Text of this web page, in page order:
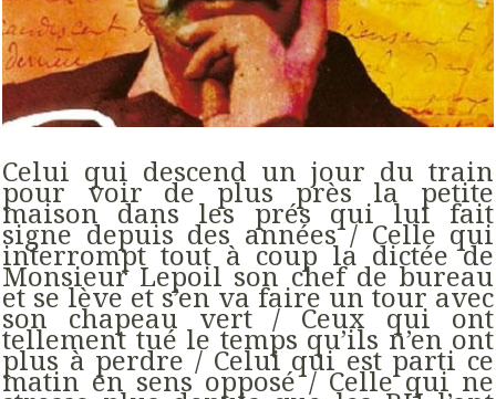
Celui qui descend un jour du train
pour voir de plus près la petite
maison dans les prés qui lui fait
signe depuis des années / Celle qui
interrompt tout à coup la dictée de
Monsieur Lepoil son chef de bureau
et se lève et s’en va faire un tour avec
son chapeau vert / Ceux qui ont
tellement tué le temps qu’ils n’en ont
plus à perdre / Celui qui est parti ce
matin en sens opposé / Celle qui ne